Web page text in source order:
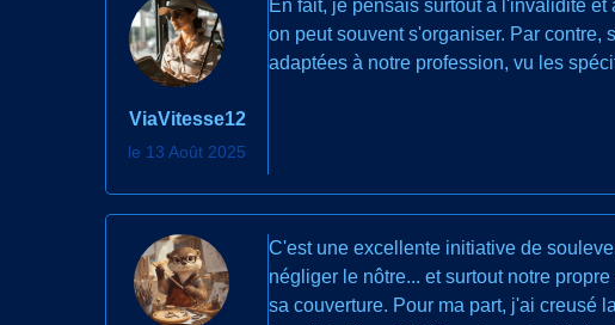
ViaVitesse12
le 13 Août 2025
En fait, je pensais surtout à l'invalidité
on peut souvent s'organiser. Par contre,
adaptées à notre profession, vu les
C'est une excellente initiative de
négliger le nôtre... et surtout notre
sa couverture. Pour ma part, j'ai creusé